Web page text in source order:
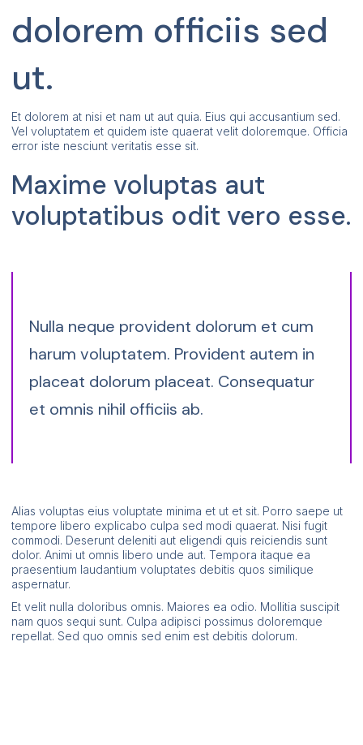
dolorem officiis sed
ut.
Et dolorem at nisi et nam ut aut quia. Eius qui accusantium sed.
Vel voluptatem et quidem iste quaerat velit doloremque. Officia
error iste nesciunt veritatis esse sit.
Maxime voluptas aut
voluptatibus odit vero esse.
Nulla neque provident dolorum et cum
harum voluptatem. Provident autem in
placeat dolorum placeat. Consequatur
et omnis nihil officiis ab.
Alias voluptas eius voluptate minima et ut et sit. Porro saepe ut
tempore libero explicabo culpa sed modi quaerat. Nisi fugit
commodi. Deserunt deleniti aut eligendi quis reiciendis sunt
dolor. Animi ut omnis libero unde aut. Tempora itaque ea
praesentium laudantium voluptates debitis quos similique
aspernatur.
Et velit nulla doloribus omnis. Maiores ea odio. Mollitia suscipit
nam quos sequi sunt. Culpa adipisci possimus doloremque
repellat. Sed quo omnis sed enim est debitis dolorum.